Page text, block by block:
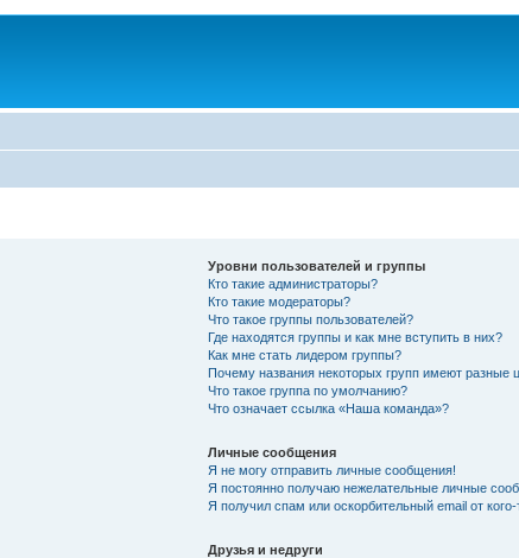
Уровни пользователей и группы
Кто такие администраторы?
Кто такие модераторы?
Что такое группы пользователей?
Где находятся группы и как мне вступить в них?
Как мне стать лидером группы?
Почему названия некоторых групп имеют разные
Что такое группа по умолчанию?
Что означает ссылка «Наша команда»?
Личные сообщения
Я не могу отправить личные сообщения!
Я постоянно получаю нежелательные личные
Я получил спам или оскорбительный email от
Друзья и недруги